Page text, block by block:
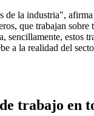
de la industria",
que trabajan
a la realidad del
trabajo en